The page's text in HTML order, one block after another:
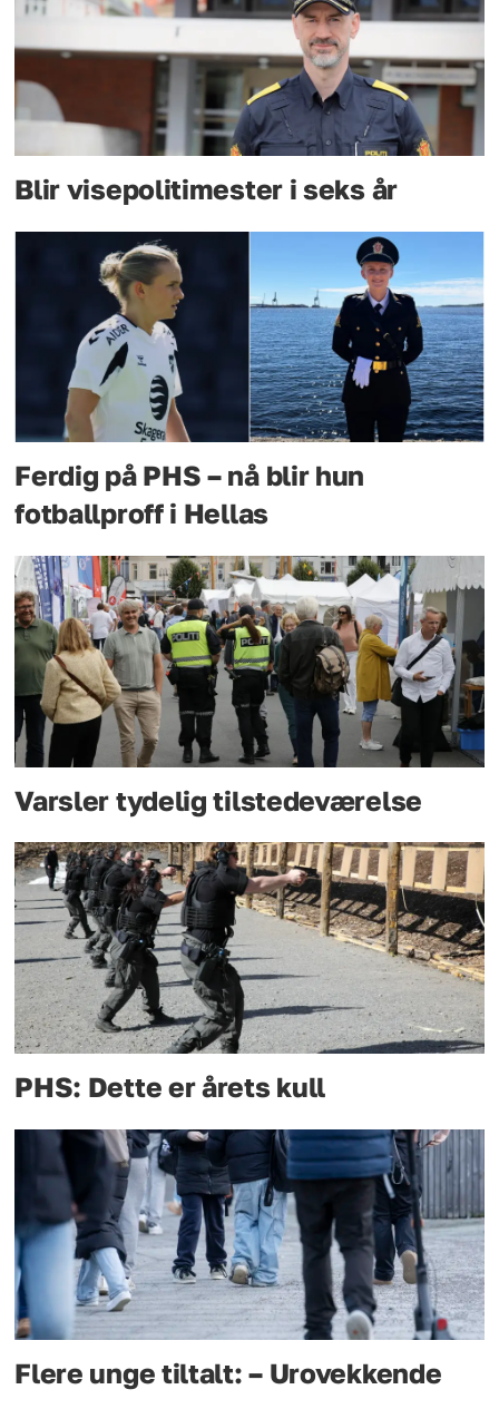
Blir visepolitimester i seks år
Ferdig på PHS – nå blir hun
fotballproff i Hellas
Varsler tydelig tilstedeværelse
PHS: Dette er årets kull
Flere unge tiltalt: – Urovekkende